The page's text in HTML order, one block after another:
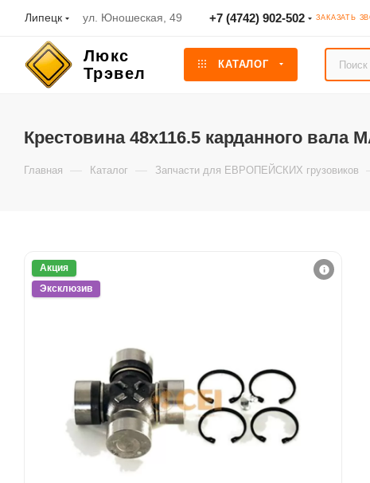
Липецк ул. Юношеская, 49 +7 (4742) 902-502 ЗАКАЗАТЬ
КАТАЛОГ
Крестовина 48x116.5 карданного вала
Главная — Каталог — Запчасти для ЕВРОПЕЙСКИХ грузовиков
Акция
Эксклюзив